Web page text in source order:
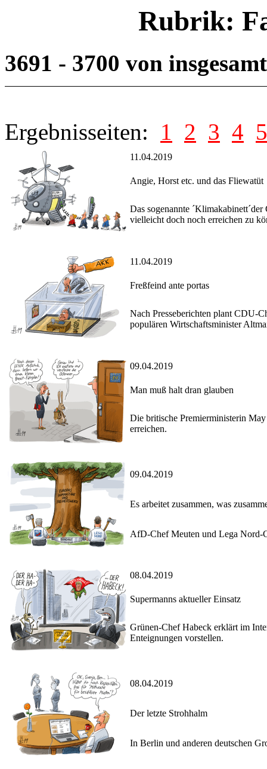
Rubrik:
3691 - 3700 von
Ergebnisseiten: 1 2 3 4 5
11.04.2019
Angie, Horst etc. und das Fliewatüt
Das sogenannte
vielleicht doch noch erreichen zu
11.04.2019
Freßfeind ante portas
Nach Presseberichten plant CDU-
populären Wirtschaftsminister
09.04.2019
Man muß halt dran glauben
Die britische Premierministerin
erreichen.
09.04.2019
Es arbeitet zusammen, was
AfD-Chef Meuten und Lega Nord-
08.04.2019
Supermanns aktueller Einsatz
Grünen-Chef Habeck erklärt im
Enteignungen vorstellen.
08.04.2019
Der letzte Strohhalm
In Berlin und anderen deutschen